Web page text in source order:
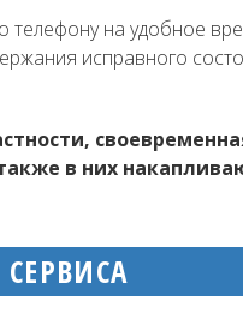
телефону на удобное
исправного
в них